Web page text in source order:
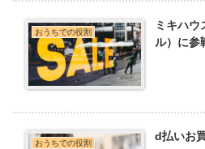
おうちでの役割
ミキハウ
ル）に参
おうちでの役割
d払いお